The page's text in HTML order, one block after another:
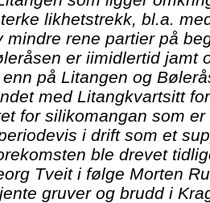
likhetstrekk, bl.a.
mindre rene partier på
er iimidlertid jamt
på Litangen og
med Litangkvartsitt
for silikomangan som
i drift som et
ble drevet
Tveit i følge Morten
gruver og brudd i